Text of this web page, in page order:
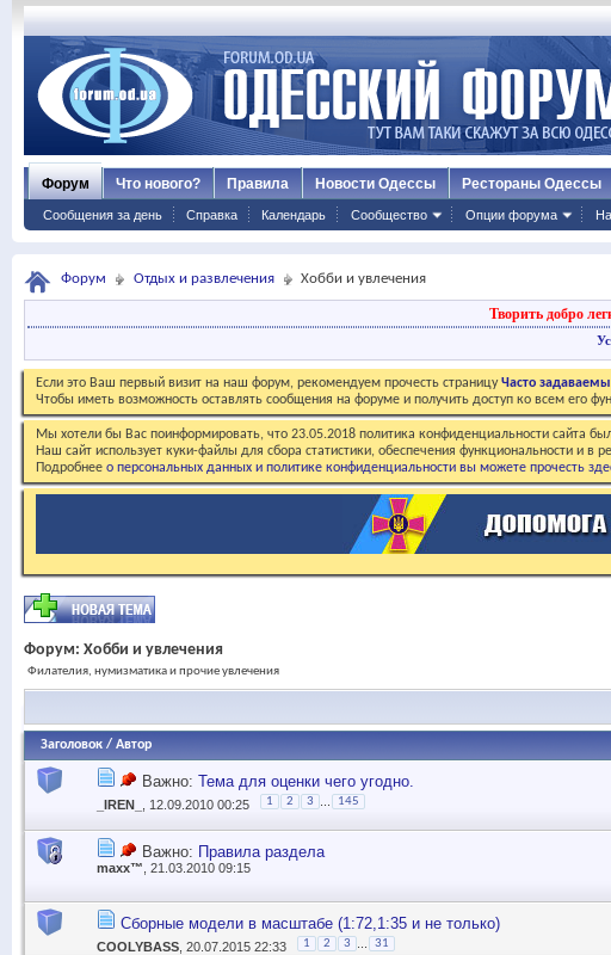
Форум
Сообщения за день Справка Календарь Сообщество Опции форума
Что нового? Правила Новости Одессы Рестораны Одессы
Форум Отдых и развлечения Хобби и увлечения
Творить добро
Если это Ваш первый визит на наш форум, рекомендуем прочесть страницуЧасто
Чтобы иметь возможность оставлять сообщения на форуме и получить доступ ко всем его
Мы хотели бы Вас поинформировать, что 23.05.2018 политика конфиденциальности сайта
Наш сайт использует куки-файлы для сбора статистики, обеспечения функциональности и
Подробнее о персональных данных и политике конфиденциальности вы можете прочесть
Форум: Хобби и увлечения
Филателия, нумизматика и прочие увлечения
Заголовок / Автор
Важно: Тема для оценки чего угодно.
_IREN_ , 12.09.2010 00:25 1 2 3 145
Важно: Правила раздела
maxx™, 21.03.2010 09:15
Сборные модели в масштабе (1:72,1:35 и не только)
COOLYBASS , 20.07.2015 22:33 1 2 3 31